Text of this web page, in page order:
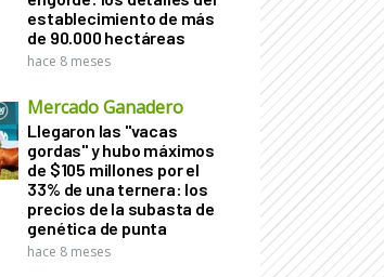
establecimiento de más
de 90.000 hectáreas
hace 8 meses
Mercado Ganadero
Llegaron las "vacas
gordas" y hubo máximos
de $105 millones por el
33% de una ternera: los
precios de la subasta de
genética de punta
hace 8 meses